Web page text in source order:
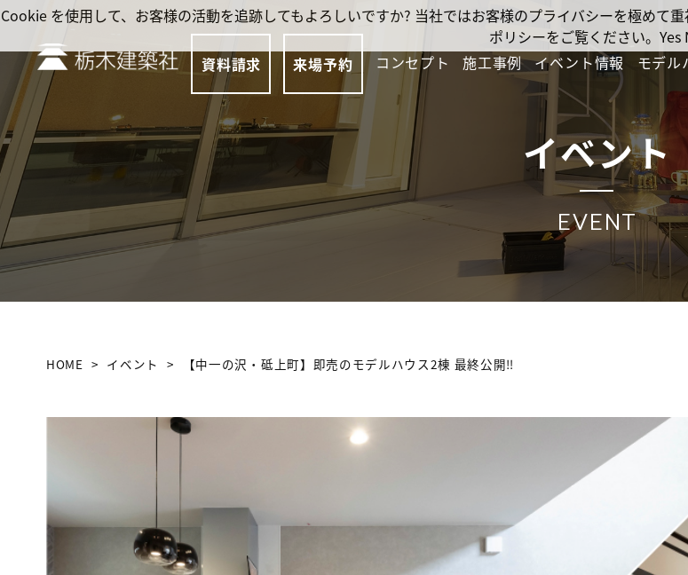
資料請求 来場予約 コンセプト 施工事例 イベント情報 モデル
イベント
EVENT
HOME イベント 【中一の沢・砥上町】即売のモデルハウス2棟 最終公開‼
Cookie を使用して、お客様の活動を追跡してもよろしいですか? 当社ではお客様のプライバシーを極めて
ポリシーをご覧ください。 Yes